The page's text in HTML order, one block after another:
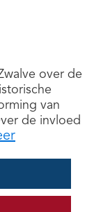
over de
van
de invloed